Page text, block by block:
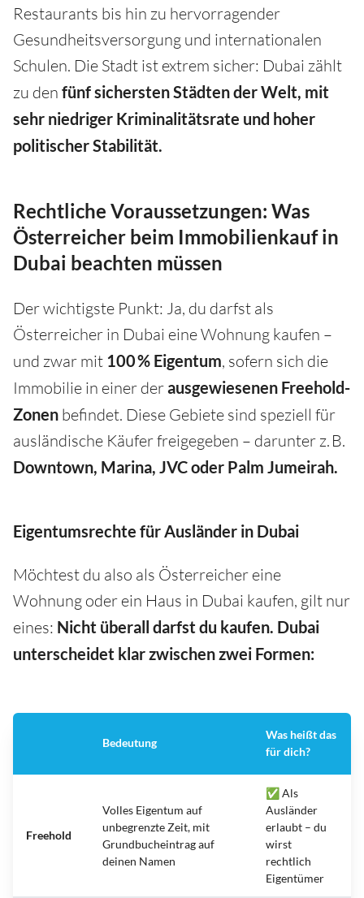
Restaurants bis hin zu hervorragender
Gesundheitsversorgung und internationalen
Schulen. Die Stadt ist extrem sicher: Dubai zählt
zu den fünf sichersten Städten der Welt, mit
sehr niedriger Kriminalitätsrate und hoher
politischer Stabilität.
Rechtliche Voraussetzungen: Was
Österreicher beim Immobilienkauf in
Dubai beachten müssen
Der wichtigste Punkt: Ja, du darfst als
Österreicher in Dubai eine Wohnung kaufen –
und zwar mit 100 % Eigentum, sofern sich die
Immobilie in einer derausgewiesenen Freehold-
Zonen befindet. Diese Gebiete sind speziell für
ausländische Käufer freigegeben – darunter z. B.
Downtown, Marina, JVC oder Palm Jumeirah.
Eigentumsrechte für Ausländer in Dubai
Möchtest du also als Österreicher eine
Wohnung oder ein Haus in Dubai kaufen, gilt nur
eines: Nicht überall darfst du kaufen. Dubai
unterscheidet klar zwischen zwei Formen:
Bedeutung
Was heißt das
für dich?
Freehold
Volles Eigentum auf
unbegrenzte Zeit, mit
Grundbucheintrag auf
deinen Namen
✅ Als
Ausländer
erlaubt – du
wirst
rechtlich
Eigentümer